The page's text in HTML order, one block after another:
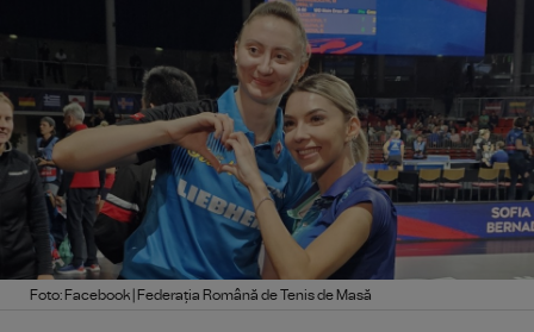
Foto: Facebook | Federația Română de Tenis de Masă